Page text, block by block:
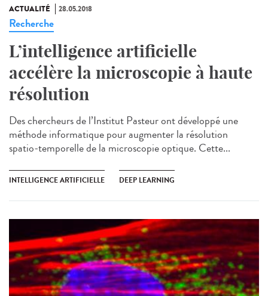
ACTUALITÉ 28.05.2018
Recherche
L’intelligence artificielle
accélère la microscopie à haute
résolution
Des chercheurs de l’Institut Pasteur ont développé une
méthode informatique pour augmenter la résolution
spatio-temporelle de la microscopie optique. Cette...
INTELLIGENCE ARTIFICIELLE DEEP LEARNING